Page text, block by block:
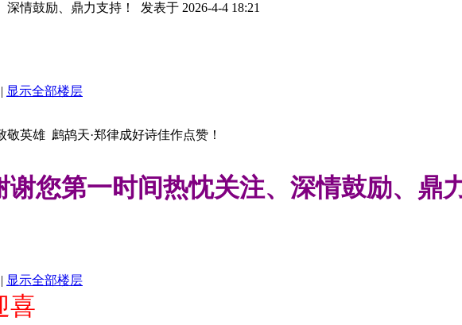
深情鼓励、鼎力支持！ 发表于 2026-4-4 18:21
| 显示全部楼层
英雄 鹧鸪天·郑律成好诗佳作点赞！
您第一时间热忱关注、深情鼓励、鼎
| 显示全部楼层